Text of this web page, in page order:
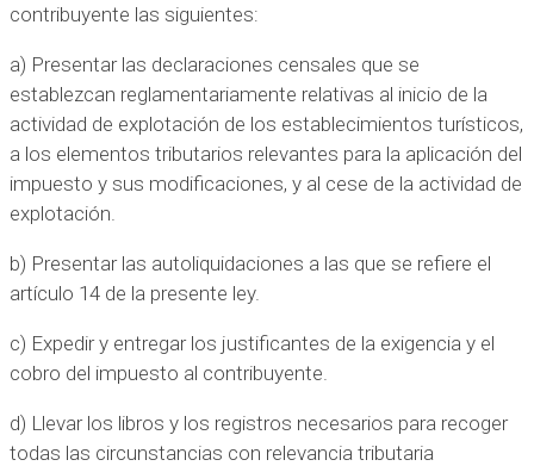
contribuyente las siguientes:
a) Presentar las declaraciones censales que se
establezcan reglamentariamente relativas al inicio de la
actividad de explotación de los establecimientos turísticos,
a los elementos tributarios relevantes para la aplicación del
impuesto y sus modificaciones, y al cese de la actividad de
explotación.
b) Presentar las autoliquidaciones a las que se refiere el
artículo 14 de la presente ley.
c) Expedir y entregar los justificantes de la exigencia y el
cobro del impuesto al contribuyente.
d) Llevar los libros y los registros necesarios para recoger
todas las circunstancias con relevancia tributaria